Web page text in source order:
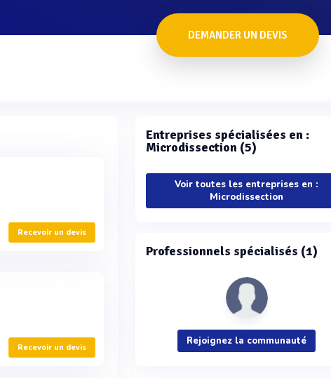
DEMANDER UN DEVIS
Recevoir un devis
Recevoir un devis
Entreprises spécialisées en :
Microdissection (5)
Voir toutes les entreprises en :
Microdissection
Professionnels spécialisés (1)
Rejoignez la communauté